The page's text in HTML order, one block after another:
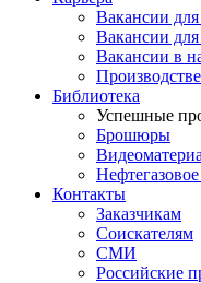
Вакансии
Вакансии
Вакансии в
Библиотека
Успешные
Брошюры
Контакты
Заказчикам
Соискателям
СМИ
Российские